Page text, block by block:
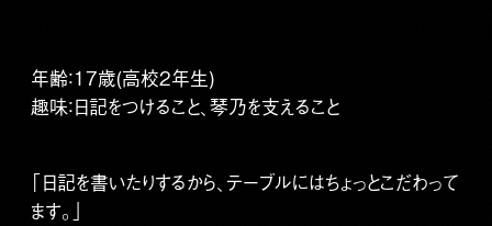
年齢：17歳(高校2年生)
趣味：日記をつけること、琴乃を支えること
「日記を書いたりするから、テーブルにはちょっとこだわって
ます。」